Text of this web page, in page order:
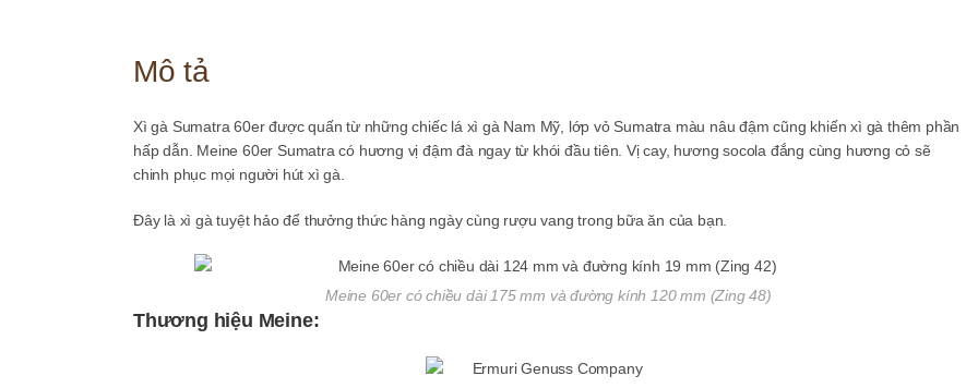
Mô tả
Xì gà Sumatra 60er được quấn từ những chiếc lá xì gà Nam Mỹ, lớp vỏ Sumatra màu nâu đậm cũng khiến xì gà thêm phần
hấp dẫn. Meine 60er Sumatra có hương vị đậm đà ngay từ khói đầu tiên. Vị cay, hương socola đắng cùng hương cỏ sẽ
chinh phục mọi người hút xì gà.
Đây là xì gà tuyệt hảo để thưởng thức hàng ngày cùng rượu vang trong bữa ăn của bạn.
Meine 60er có chiều dài 175 mm và đường kính 120 mm (Zing 48)
Thương hiệu Meine: